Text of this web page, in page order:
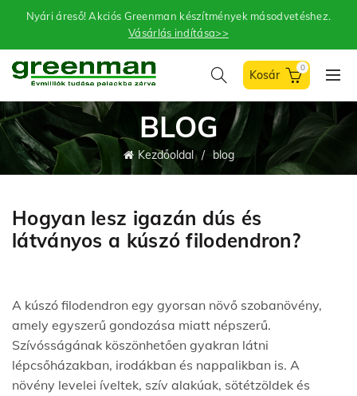
Nyári áreső! Akciós Greenman készítmények másodvetéshez.
Vásárlás indítása>>
0
BLOG
Kezdőoldal blog
Hogyan lesz igazán dús és
látványos a kúszó filodendron?
A kúszó filodendron egy gyorsan növő szobanövény,
amely egyszerű gondozása miatt népszerű.
Szívósságának köszönhetően gyakran látni
lépcsőházakban, irodákban és nappalikban is. A
növény levelei íveltek, szív alakúak, sötétzöldek és